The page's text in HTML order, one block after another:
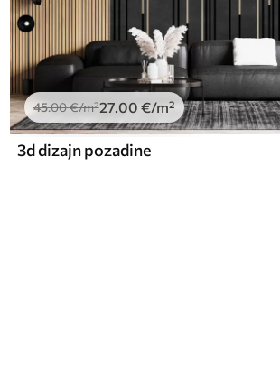
45.00€/m²27.00 €/m²
3d dizajn pozadine